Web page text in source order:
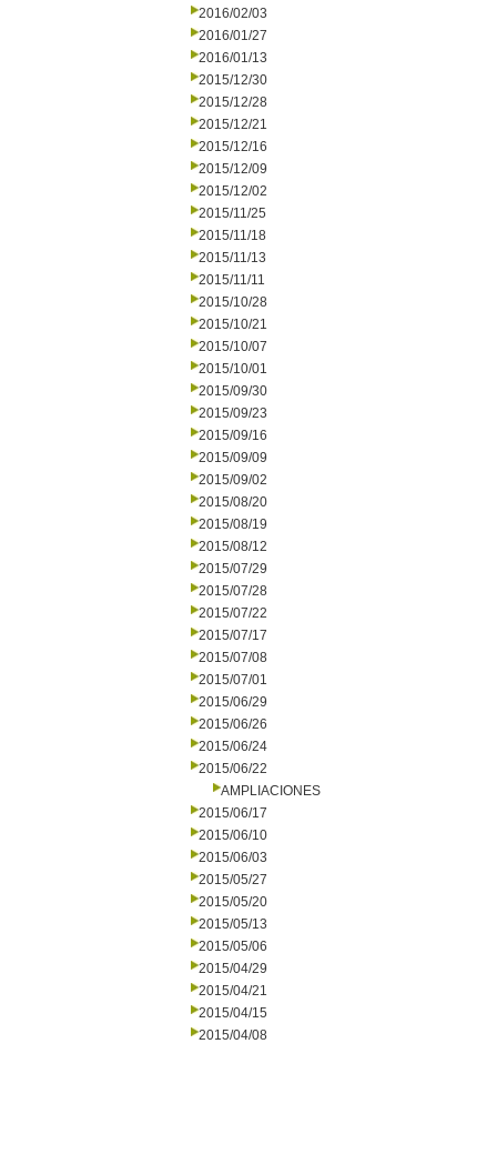
2016/02/03
2016/01/27
2016/01/13
2015/12/30
2015/12/28
2015/12/21
2015/12/16
2015/12/09
2015/12/02
2015/11/25
2015/11/18
2015/11/13
2015/11/11
2015/10/28
2015/10/21
2015/10/07
2015/10/01
2015/09/30
2015/09/23
2015/09/16
2015/09/09
2015/09/02
2015/08/20
2015/08/19
2015/08/12
2015/07/29
2015/07/28
2015/07/22
2015/07/17
2015/07/08
2015/07/01
2015/06/29
2015/06/26
2015/06/24
2015/06/22
AMPLIACIONES
2015/06/17
2015/06/10
2015/06/03
2015/05/27
2015/05/20
2015/05/13
2015/05/06
2015/04/29
2015/04/21
2015/04/15
2015/04/08